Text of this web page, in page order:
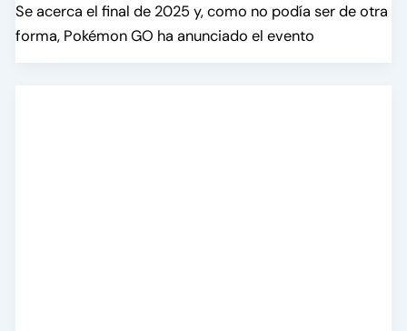
Se acerca el final de 2025 y, como no podía ser de otra
forma, Pokémon GO ha anunciado el evento